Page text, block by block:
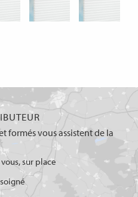
formés vous assistent de la
sur place